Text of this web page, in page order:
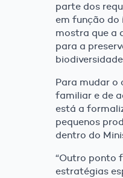
parte dos
em função do
mostra que a
para a
Para mudar o
familiar e de
está a
pequenos
dentro do
“Outro ponto
estratégias